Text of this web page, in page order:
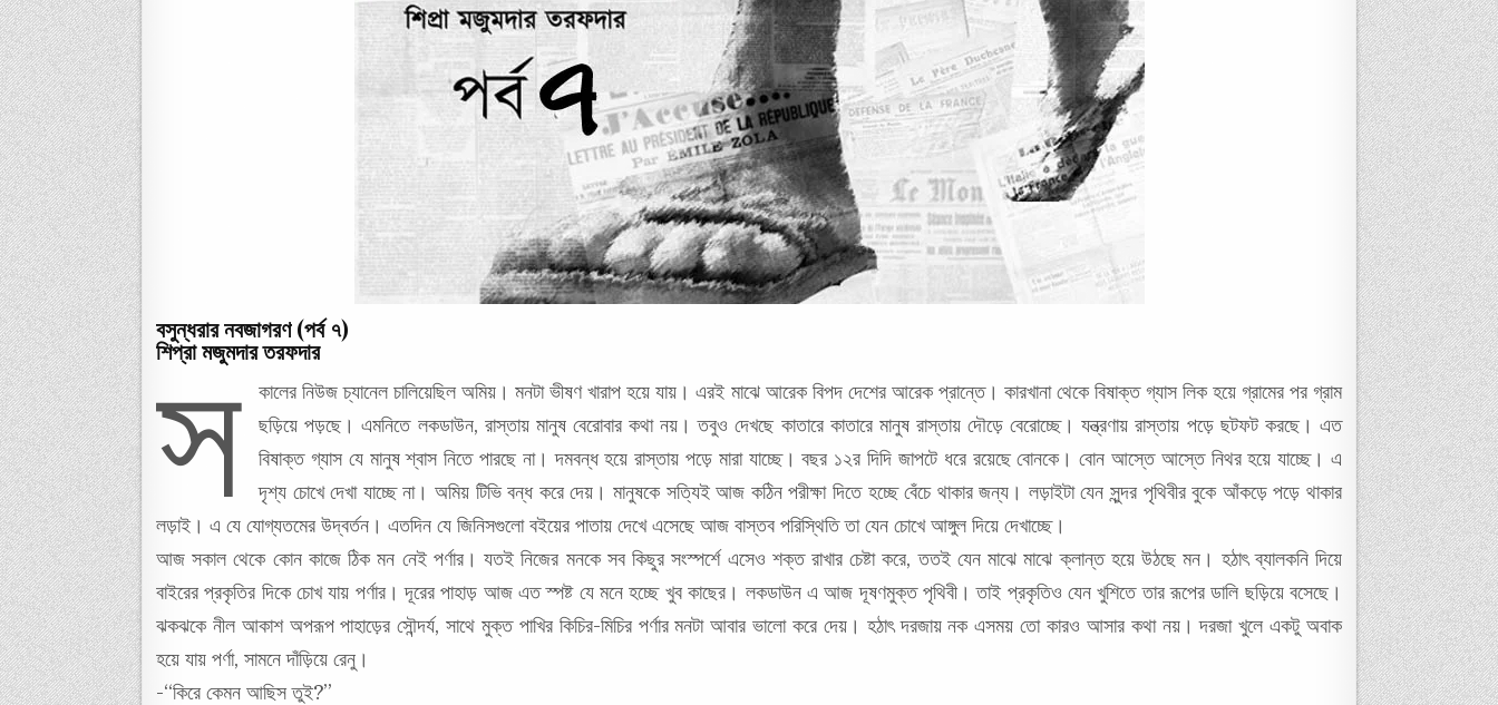
বসুন্ধরার নবজাগরণ (পর্ব ৭)
শিপ্রা মজুমদার তরফদার
স
কালের নিউজ চ্যানেল চালিয়েছিল অমিয়। মনটা ভীষণ খারাপ হয়ে যায়। এরই মাঝে আরেক বিপদ দেশের আরেক প্রান্তে। কারখানা থেকে বিষাক্ত গ্যাস লিক হয়ে গ্রামের পর গ্রাম
ছড়িয়ে পড়ছে। এমনিতে লকডাউন, রাস্তায় মানুষ বেরোবার কথা নয়। তবুও দেখছে কাতারে কাতারে মানুষ রাস্তায় দৌড়ে বেরোচ্ছে। যন্ত্রণায় রাস্তায় পড়ে ছটফট করছে। এত
বিষাক্ত গ্যাস যে মানুষ শ্বাস নিতে পারছে না। দমবন্ধ হয়ে রাস্তায় পড়ে মারা যাচ্ছে। বছর ১২র দিদি জাপটে ধরে রয়েছে বোনকে। বোন আস্তে আস্তে নিথর হয়ে যাচ্ছে। এ
দৃশ্য চোখে দেখা যাচ্ছে না। অমিয় টিভি বন্ধ করে দেয়। মানুষকে সত্যিই আজ কঠিন পরীক্ষা দিতে হচ্ছে বেঁচে থাকার জন্য। লড়াইটা যেন সুন্দর পৃথিবীর বুকে আঁকড়ে পড়ে থাকার
লড়াই। এ যে যোগ্যতমের উদ্বর্তন। এতদিন যে জিনিসগুলো বইয়ের পাতায় দেখে এসেছে আজ বাস্তব পরিস্থিতি তা যেন চোখে আঙ্গুল দিয়ে দেখাচ্ছে।
আজ সকাল থেকে কোন কাজে ঠিক মন নেই পর্ণার। যতই নিজের মনকে সব কিছুর সংস্পর্শে এসেও শক্ত রাখার চেষ্টা করে, ততই যেন মাঝে মাঝে ক্লান্ত হয়ে উঠছে মন। হঠাৎ ব্যালকনি দিয়ে
বাইরের প্রকৃতির দিকে চোখ যায় পর্ণার। দূরের পাহাড় আজ এত স্পষ্ট যে মনে হচ্ছে খুব কাছের। লকডাউন এ আজ দূষণমুক্ত পৃথিবী। তাই প্রকৃতিও যেন খুশিতে তার রূপের ডালি ছড়িয়ে বসেছে।
ঝকঝকে নীল আকাশ অপরূপ পাহাড়ের সৌন্দর্য, সাথে মুক্ত পাখির কিচির-মিচির পর্ণার মনটা আবার ভালো করে দেয়। হঠাৎ দরজায় নক এসময় তো কারও আসার কথা নয়। দরজা খুলে একটু অবাক
হয়ে যায় পর্ণা, সামনে দাঁড়িয়ে রেনু।
-“কিরে কেমন আছিস তুই?”